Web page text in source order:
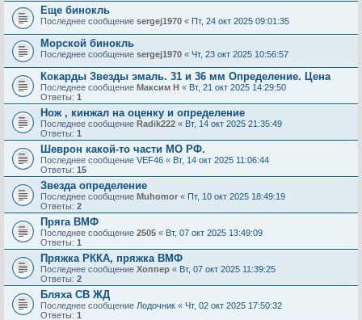
Еще бинокль
Последнее сообщение sergej1970 « Пт, 24 окт 2025 09:01:35
Морской бинокль
Последнее сообщение sergej1970 « Чт, 23 окт 2025 10:56:57
Кокарды Звезды эмаль. 31 и 36 мм Определение. Цена
Последнее сообщение Максим Н « Вт, 21 окт 2025 14:29:50
Ответы: 1
Нож , кинжал на оценку и определение
Последнее сообщение Radik222 « Вт, 14 окт 2025 21:35:49
Ответы: 1
Шеврон какой-то части МО РФ.
Последнее сообщение VEF46 « Вт, 14 окт 2025 11:06:44
Ответы: 15
Звезда определение
Последнее сообщение Muhomor « Пт, 10 окт 2025 18:49:19
Ответы: 2
Пряга ВМФ
Последнее сообщение 2505 « Вт, 07 окт 2025 13:49:09
Ответы: 1
Пряжка РККА, пряжка ВМФ
Последнее сообщение Хоппер « Вт, 07 окт 2025 11:39:25
Ответы: 2
Бляха СВ ЖД
Последнее сообщение Лодочник « Чт, 02 окт 2025 17:50:32
Ответы: 1